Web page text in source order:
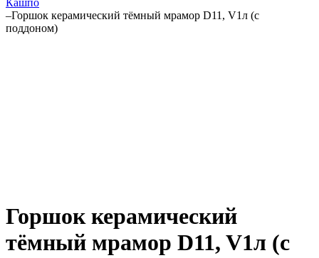
Кашпо
–Горшок керамический тёмный мрамор D11, V1л (с
поддоном)
Горшок керамический
тёмный мрамор D11, V1л (с